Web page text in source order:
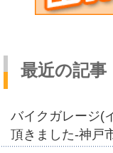
最近の記事
バイクガレージ(
頂きました-神戸